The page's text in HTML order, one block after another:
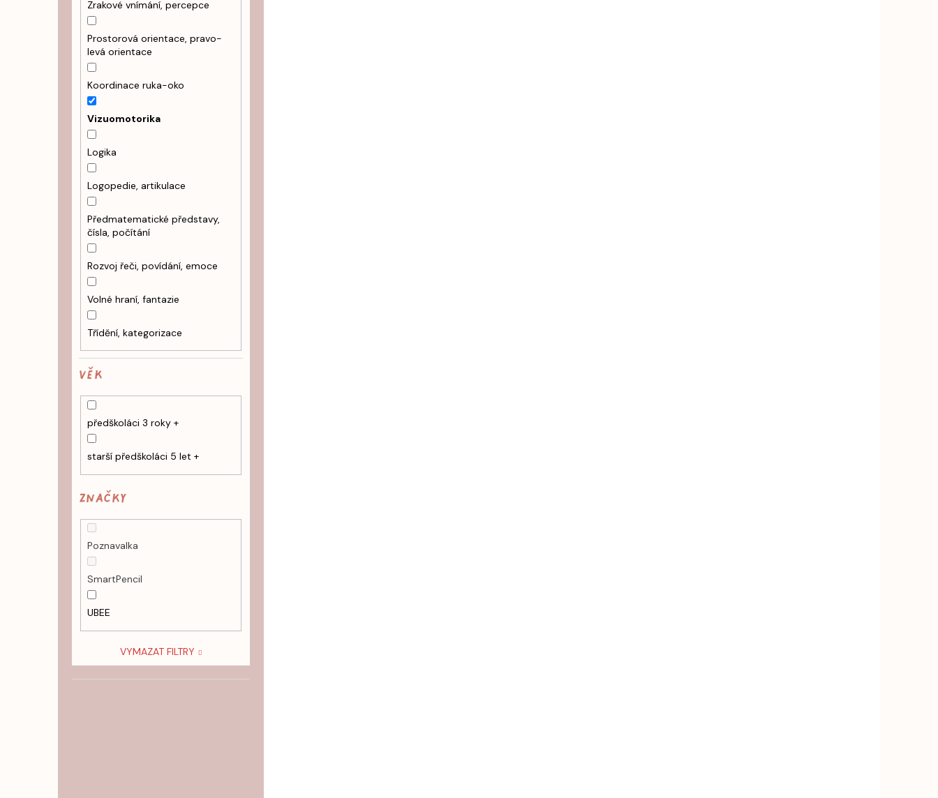
Značky
Poznavalka
SmartPencil
UBEE
Zrakové vnímání, percepce
Prostorová orientace, pravo-
levá orientace
Koordinace ruka-oko
Vizuomotorika
Logika
Logopedie, artikulace
Předmatematické představy,
čísla, počítání
Rozvoj řeči, povídání, emoce
Volné hraní, fantazie
Třídění, kategorizace
VĚK
předškoláci 3 roky +
starší předškoláci 5 let +
VYMAZAT FILTRY